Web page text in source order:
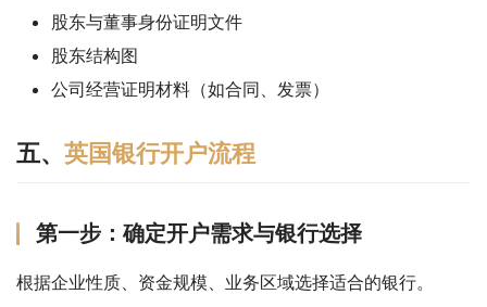
股东与董事身份证明文件
股东结构图
公司经营证明材料（如合同、发票）
五、 英国银行开户流程
第一步：确定开户需求与银行选择
根据企业性质、资金规模、业务区域选择适合的银行。